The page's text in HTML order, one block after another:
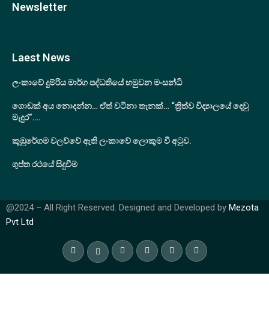
Newsletter
Laest News
ලංකාවේ දුම්රිය මාර්ග පද්ධතියේ හමුවන මංසන්ධි
ගොඩක් අය නොදන්න… ඒත් වටිනා තැනක්… “ත්‍රිත්ව විද්‍යාලයේ දෙවු
මැදුර”….
කුඹුරේගම වලව්වේ ඇති ලංකාවේ ලොකුම වී අටුව.
ගුප්ත රථයේ සිදුවීම
@2024 – All Right Reserved. Designed and Developed by Mezota
Pvt Ltd